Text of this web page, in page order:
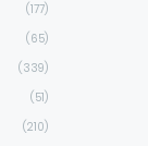
(177)
(65)
(339)
(51)
(210)